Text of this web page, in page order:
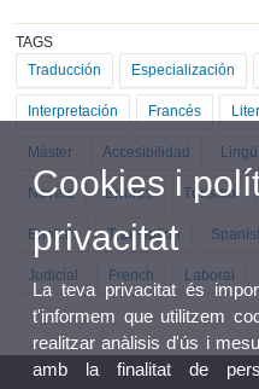
TAGS
Traducción
Especialización
Interpretación Francés
Máster Accesibilidad
Novela Errores Turismo
English Translation
Judicial French Laboral
Cookies i
privacitat
La teva privacitat és
t'informem que utilitzem
realitzar anàlisis d'ús i
amb la finalitat de